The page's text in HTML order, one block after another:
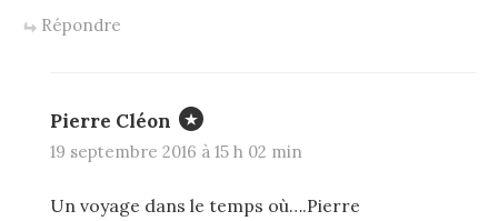
Répondre
Pierre Cléon
19 septembre 2016 à 15 h 02 min
Un voyage dans le temps où….Pierre